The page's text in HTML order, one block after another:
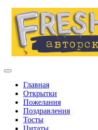
Главная
Открытки
Пожелания
Поздравления
Тосты
Цитаты